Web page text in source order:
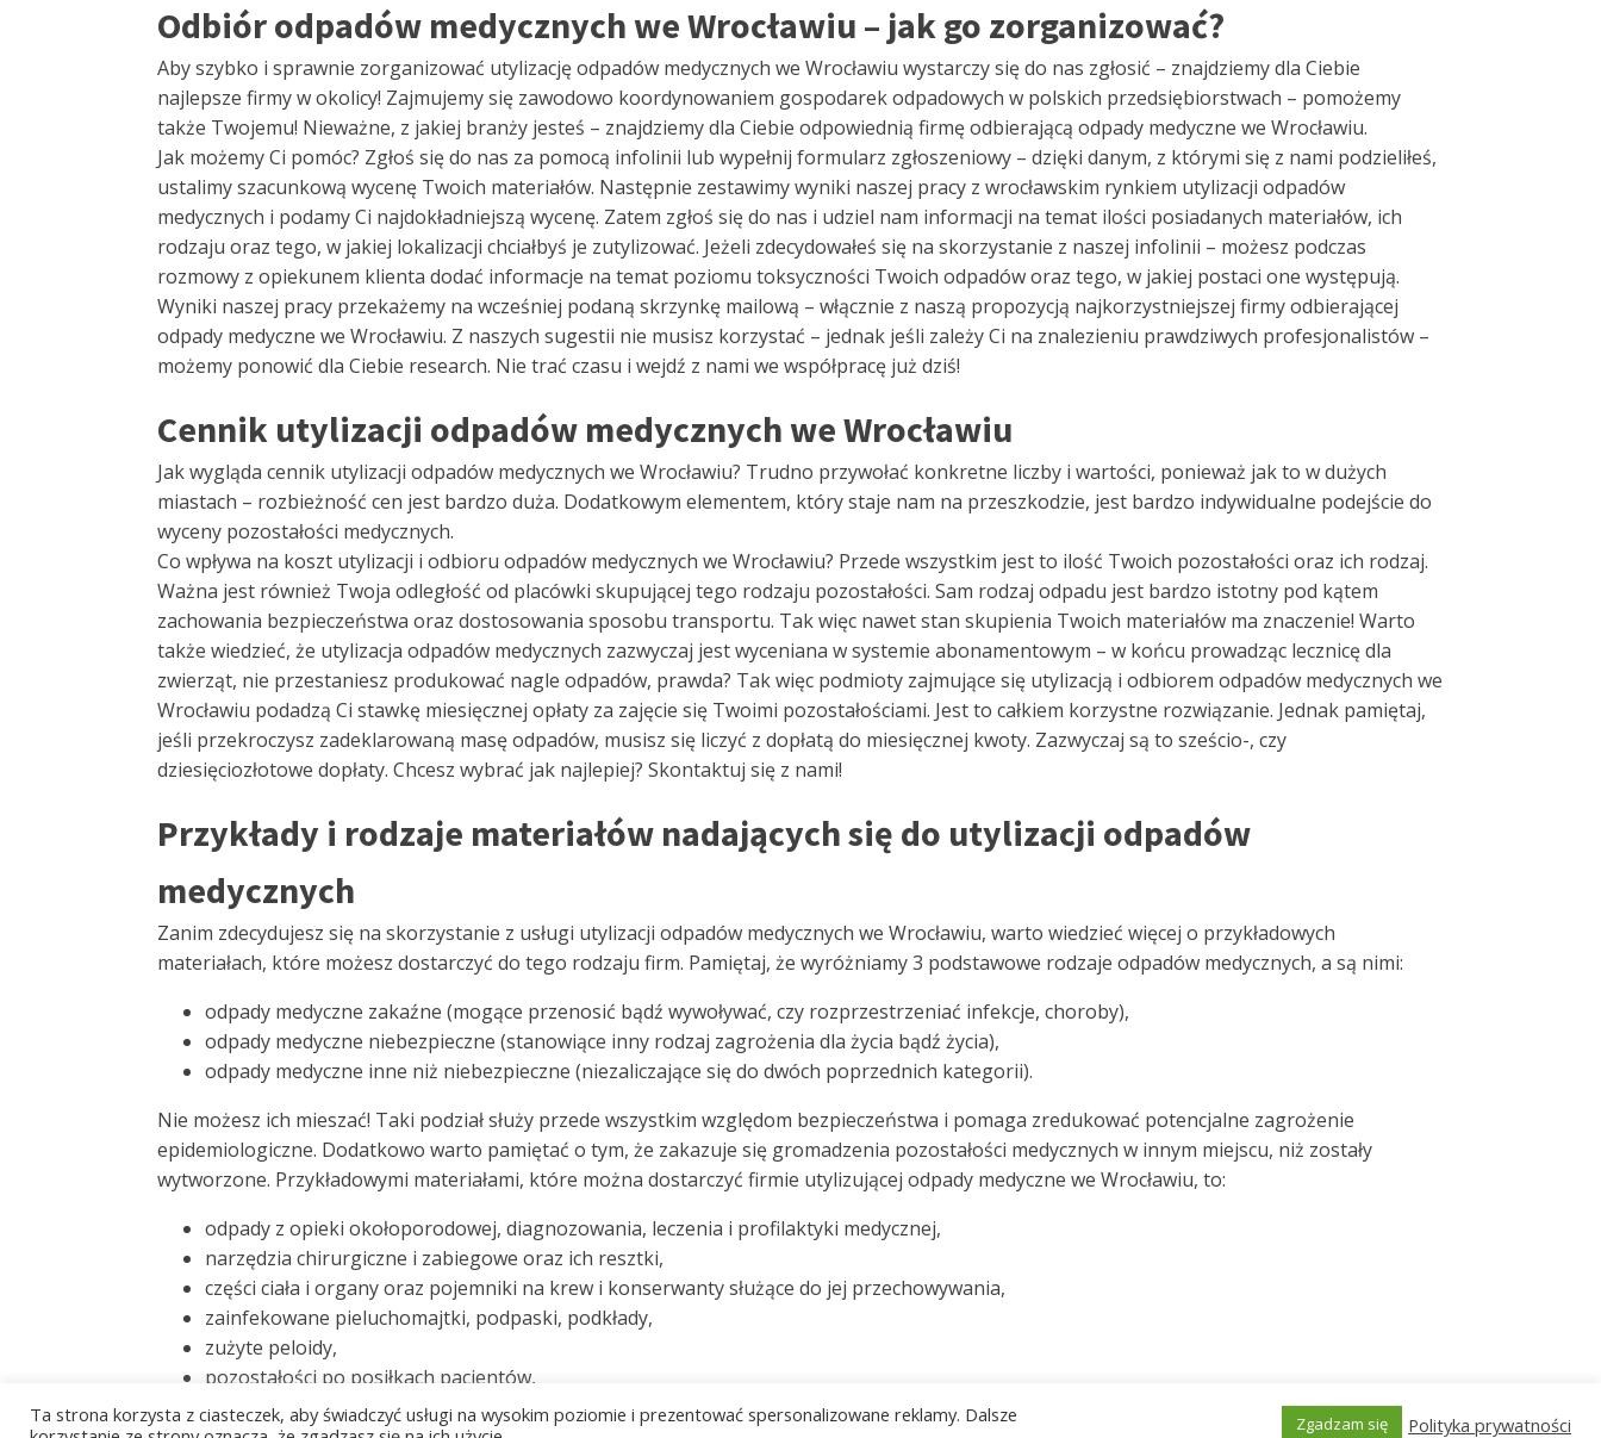
Odbiór odpadów medycznych we Wrocławiu – jak go zorganizować?
Aby szybko i sprawnie zorganizować utylizację odpadów medycznych we Wrocławiu wystarczy się do nas zgłosić – znajdziemy dla Ciebie
najlepsze firmy w okolicy! Zajmujemy się zawodowo koordynowaniem gospodarek odpadowych w polskich przedsiębiorstwach – pomożemy
także Twojemu! Nieważne, z jakiej branży jesteś – znajdziemy dla Ciebie odpowiednią firmę odbierającą odpady medyczne we Wrocławiu.
Jak możemy Ci pomóc? Zgłoś się do nas za pomocą infolinii lub wypełnij formularz zgłoszeniowy – dzięki danym, z którymi się z nami podzieliłeś,
ustalimy szacunkową wycenę Twoich materiałów. Następnie zestawimy wyniki naszej pracy z wrocławskim rynkiem utylizacji odpadów
medycznych i podamy Ci najdokładniejszą wycenę. Zatem zgłoś się do nas i udziel nam informacji na temat ilości posiadanych materiałów, ich
rodzaju oraz tego, w jakiej lokalizacji chciałbyś je zutylizować. Jeżeli zdecydowałeś się na skorzystanie z naszej infolinii – możesz podczas
rozmowy z opiekunem klienta dodać informacje na temat poziomu toksyczności Twoich odpadów oraz tego, w jakiej postaci one występują.
Wyniki naszej pracy przekażemy na wcześniej podaną skrzynkę mailową – włącznie z naszą propozycją najkorzystniejszej firmy odbierającej
odpady medyczne we Wrocławiu. Z naszych sugestii nie musisz korzystać – jednak jeśli zależy Ci na znalezieniu prawdziwych profesjonalistów –
możemy ponowić dla Ciebie research. Nie trać czasu i wejdź z nami we współpracę już dziś!
Cennik utylizacji odpadów medycznych we Wrocławiu
Jak wygląda cennik utylizacji odpadów medycznych we Wrocławiu? Trudno przywołać konkretne liczby i wartości, ponieważ jak to w dużych
miastach – rozbieżność cen jest bardzo duża. Dodatkowym elementem, który staje nam na przeszkodzie, jest bardzo indywidualne podejście do
wyceny pozostałości medycznych.
Co wpływa na koszt utylizacji i odbioru odpadów medycznych we Wrocławiu? Przede wszystkim jest to ilość Twoich pozostałości oraz ich rodzaj.
Ważna jest również Twoja odległość od placówki skupującej tego rodzaju pozostałości. Sam rodzaj odpadu jest bardzo istotny pod kątem
zachowania bezpieczeństwa oraz dostosowania sposobu transportu. Tak więc nawet stan skupienia Twoich materiałów ma znaczenie! Warto
także wiedzieć, że utylizacja odpadów medycznych zazwyczaj jest wyceniana w systemie abonamentowym – w końcu prowadząc lecznicę dla
zwierząt, nie przestaniesz produkować nagle odpadów, prawda? Tak więc podmioty zajmujące się utylizacją i odbiorem odpadów medycznych we
Wrocławiu podadzą Ci stawkę miesięcznej opłaty za zajęcie się Twoimi pozostałościami. Jest to całkiem korzystne rozwiązanie. Jednak pamiętaj,
jeśli przekroczysz zadeklarowaną masę odpadów, musisz się liczyć z dopłatą do miesięcznej kwoty. Zazwyczaj są to sześcio-, czy
dziesięciozłotowe dopłaty. Chcesz wybrać jak najlepiej? Skontaktuj się z nami!
Przykłady i rodzaje materiałów nadających się do utylizacji odpadów
medycznych
Zanim zdecydujesz się na skorzystanie z usługi utylizacji odpadów medycznych we Wrocławiu, warto wiedzieć więcej o przykładowych
materiałach, które możesz dostarczyć do tego rodzaju firm. Pamiętaj, że wyróżniamy 3 podstawowe rodzaje odpadów medycznych, a są nimi:
odpady medyczne zakaźne (mogące przenosić bądź wywoływać, czy rozprzestrzeniać infekcje, choroby),
odpady medyczne niebezpieczne (stanowiące inny rodzaj zagrożenia dla życia bądź życia),
odpady medyczne inne niż niebezpieczne (niezaliczające się do dwóch poprzednich kategorii).
Nie możesz ich mieszać! Taki podział służy przede wszystkim względom bezpieczeństwa i pomaga zredukować potencjalne zagrożenie
epidemiologiczne. Dodatkowo warto pamiętać o tym, że zakazuje się gromadzenia pozostałości medycznych w innym miejscu, niż zostały
wytworzone. Przykładowymi materiałami, które można dostarczyć firmie utylizującej odpady medyczne we Wrocławiu, to:
odpady z opieki okołoporodowej, diagnozowania, leczenia i profilaktyki medycznej,
narzędzia chirurgiczne i zabiegowe oraz ich resztki,
części ciała i organy oraz pojemniki na krew i konserwanty służące do jej przechowywania,
zainfekowane pieluchomajtki, podpaski, podkłady,
zużyte peloidy,
pozostałości po posiłkach pacjentów,
pozostałości po posiłkach pacjentów z oddziałów zakaźnych,
Ta strona korzysta z ciasteczek, aby świadczyć usługi na wysokim poziomie i prezentować spersonalizowane reklamy. Dalsze
Zgadzam się Polityka prywatności